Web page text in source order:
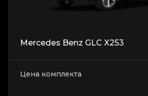
Mercedes Benz GLC X253
Цена комплекта